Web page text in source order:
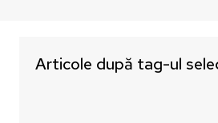
Articole după tag-ul